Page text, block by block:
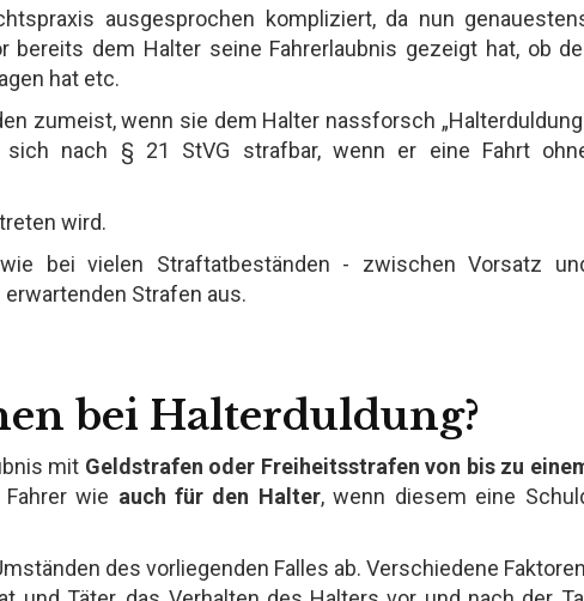
ausgesprochen kompliziert, da nun
dem Halter seine Fahrerlaubnis gezeigt hat, ob
hat etc.
zumeist, wenn sie dem Halter nassforsch
sich nach § 21 StVG strafbar, wenn er eine Fahrt
wird.
bei vielen Straftatbeständen - zwischen Vorsatz
Strafen aus.
bei Halterduldung?
mit Geldstrafen oder Freiheitsstrafen von bis zu
wie auch für den Halter, wenn diesem eine
des vorliegenden Falles ab. Verschiedene